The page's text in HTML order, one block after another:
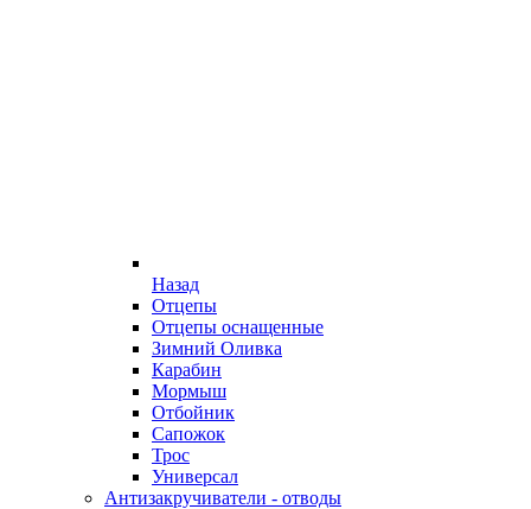
Назад
Отцепы
Отцепы оснащенные
Зимний Оливка
Карабин
Мормыш
Отбойник
Сапожок
Трос
Универсал
Антизакручиватели - отводы